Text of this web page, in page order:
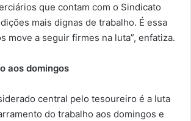
que contam com o Sindicato
mais dignas de trabalho. É essa
move a seguir firmes na luta”, enfatiza.
aos domingos
central pelo tesoureiro é a luta
do trabalho aos domingos e